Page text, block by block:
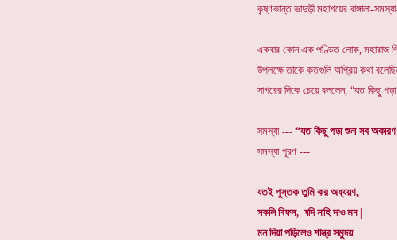
কৃষ্ণকান্ত ভাদুড়ী মহাশয়ের বাঙ্গালা-
একবার কোন এক পণ্ডিত লোক, মহারাজ
উপলক্ষে তাকে কতগুলি অপ্রিয় কথা
সাগরের দিকে চেয়ে বললেন, “যত কিছু
সমস্যা --- “যত কিছু পড়া শুনা সব
সমস্যা পূরণ ---
যতই পুস্তক তুমি কর অধ্যয়ণ,
সকলি বিফল, যদি নাহি দাও মন |
মন দিয়া পড়িলেও শাস্ত্র সমুদয়